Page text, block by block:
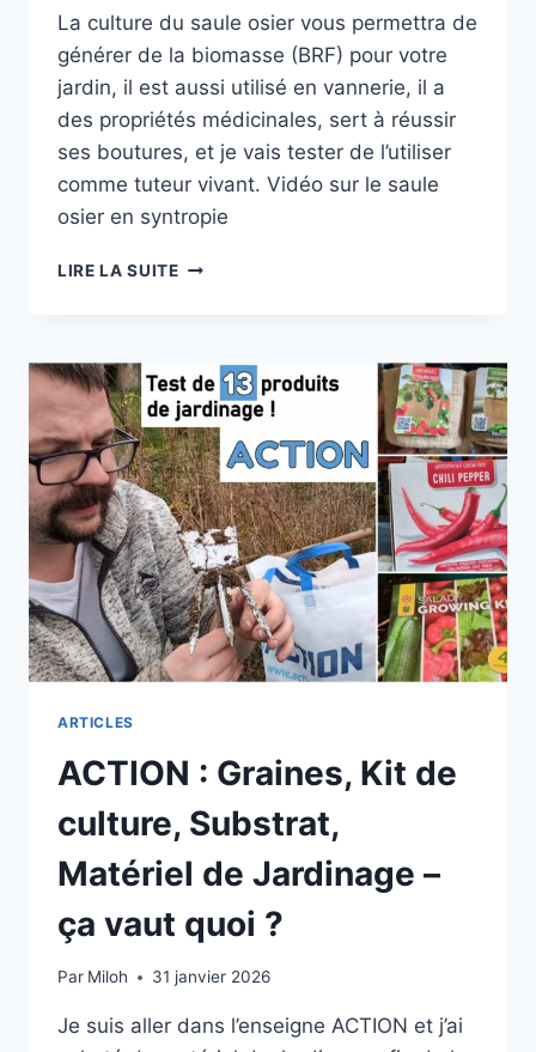
La culture du saule osier vous permettra de
générer de la biomasse (BRF) pour votre
jardin, il est aussi utilisé en vannerie, il a
des propriétés médicinales, sert à réussir
ses boutures, et je vais tester de l’utiliser
comme tuteur vivant. Vidéo sur le saule
osier en syntropie
LIRE LA SUITESAULE
ARTICLES
ACTION : Graines, Kit de
culture, Substrat,
Matériel de Jardinage –
ça vaut quoi ?
Par Miloh 31 janvier 2026
Je suis aller dans l’enseigne ACTION et j’ai